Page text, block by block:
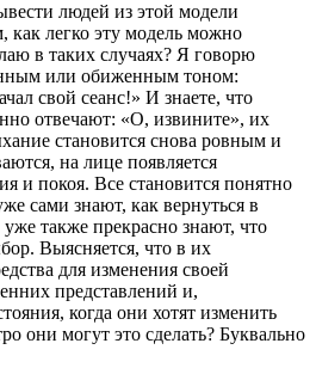
людей из этой модели
как легко эту модель можно
в таких случаях? Я говорю
или обиженным тоном:
свой сеанс!» И знаете, что
отвечают: «О, извините», их
становится снова ровным и
на лице появляется
и покоя. Все становится понятно
сами знают, как вернуться в
также прекрасно знают, что
Выясняется, что в их
для изменения своей
представлений и,
когда они хотят изменить
они могут это сделать? Буквально